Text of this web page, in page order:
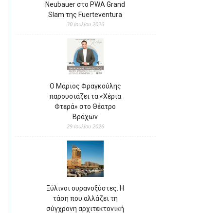
Neubauer στο PWA Grand
Slam της Fuerteventura
30 Ιουλίου 2026
Ο Μάριος Φραγκούλης
παρουσιάζει τα «Χέρια
Φτερά» στο Θέατρο
Βράχων
29 Ιουλίου 2026
Ξύλινοι ουρανοξύστες: Η
τάση που αλλάζει τη
σύγχρονη αρχιτεκτονική